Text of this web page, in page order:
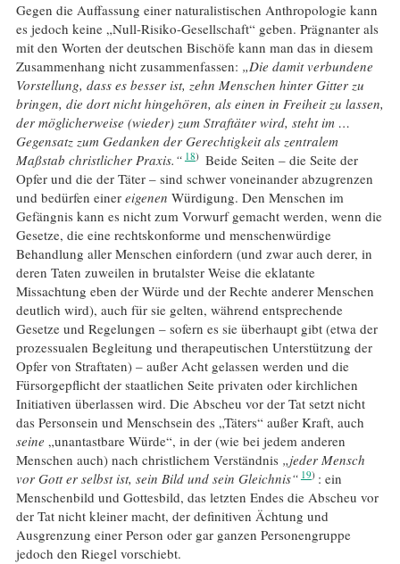
Gegen die Auffassung einer naturalistischen Anthropologie kann
es jedoch keine „Null-Risiko-Gesellschaft“ geben. Prägnanter als
mit den Worten der deutschen Bischöfe kann man das in diesem
Zusammenhang nicht zusammenfassen: „Die damit verbundene
Vorstellung, dass es besser ist, zehn Menschen hinter Gitter zu
bringen, die dort nicht hingehören, als einen in Freiheit zu lassen,
der möglicherweise (wieder) zum Straftäter wird, steht im …
Gegensatz zum Gedanken der Gerechtigkeit als zentralem
Maßstab christlicher Praxis.“ 18
Beide Seiten – die Seite der
Opfer und die der Täter – sind schwer voneinander abzugrenzen
und bedürfen einer eigenen Würdigung. Den Menschen im
Gefängnis kann es nicht zum Vorwurf gemacht werden, wenn die
Gesetze, die eine rechtskonforme und menschenwürdige
Behandlung aller Menschen einfordern (und zwar auch derer, in
deren Taten zuweilen in brutalster Weise die eklatante
Missachtung eben der Würde und der Rechte anderer Menschen
deutlich wird), auch für sie gelten, während entsprechende
Gesetze und Regelungen – sofern es sie überhaupt gibt (etwa der
prozessualen Begleitung und therapeutischen Unterstützung der
Opfer von Straftaten) – außer Acht gelassen werden und die
Fürsorgepflicht der staatlichen Seite privaten oder kirchlichen
Initiativen überlassen wird. Die Abscheu vor der Tat setzt nicht
das Personsein und Menschsein des „Täters“ außer Kraft, auch
seine „unantastbare Würde“, in der (wie bei jedem anderen
Menschen auch) nach christlichem Verständnis „jeder Mensch
vor Gott er selbst ist, sein Bild und sein Gleichnis“ 19 : ein
Menschenbild und Gottesbild, das letzten Endes die Abscheu vor
der Tat nicht kleiner macht, der definitiven Ächtung und
Ausgrenzung einer Person oder gar ganzen Personengruppe
jedoch den Riegel vorschiebt.